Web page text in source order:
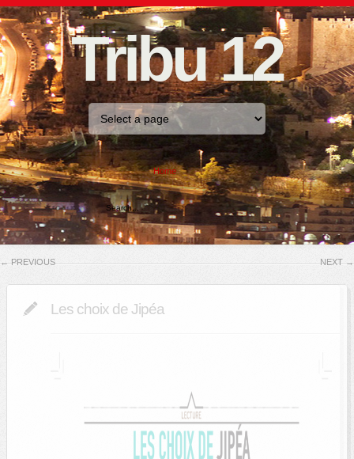
Tribu 12
Home
← PREVIOUS NEXT →
Les choix de Jipéa